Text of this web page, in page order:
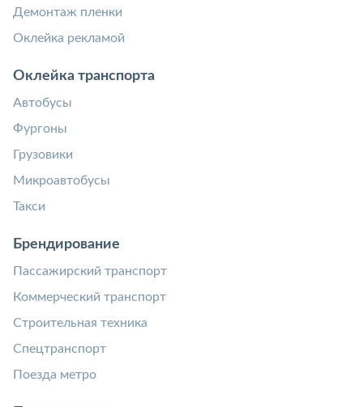
Демонтаж пленки
Оклейка рекламой
Оклейка транспорта
Автобусы
Фургоны
Грузовики
Микроавтобусы
Такси
Брендирование
Пассажирский транспорт
Коммерческий транспорт
Строительная техника
Спецтранспорт
Поезда метро